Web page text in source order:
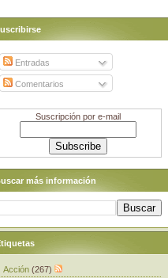
Entradas
Comentarios
Suscripción por e-mail
más información
Acción (267)